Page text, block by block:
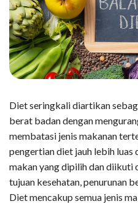
Diet seringkali diartikan
berat badan dengan
membatasi jenis makanan
pengertian diet jauh lebih luas
makan yang dipilih dan diikuti
tujuan kesehatan, penurunan
Diet mencakup semua jenis